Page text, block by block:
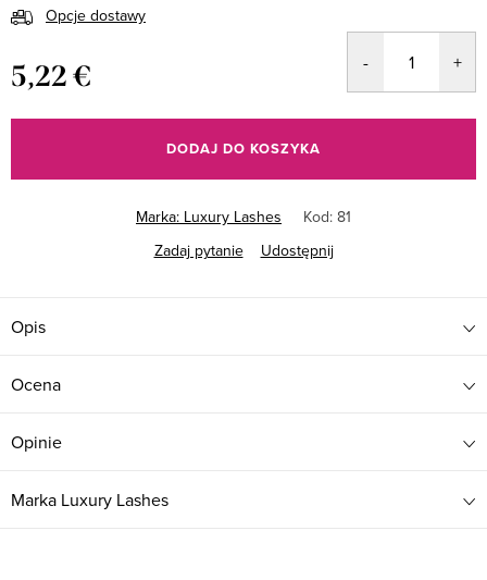
Opcje dostawy
5,22 €
jednostkowa:
DODAJ DO KOSZYKA
Marka: Luxury Lashes Kod: 81
Zadaj pytanie
Udostępnij
Opis
Ocena
Opinie
Marka Luxury Lashes